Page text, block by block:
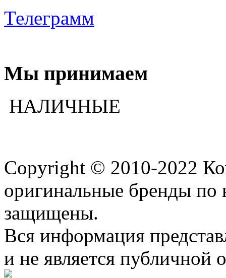
Телеграмм
Мы принимаем
НАЛИЧНЫЕ
Copyright © 2010-2022
оригинальные бренды по
защищены.
Вся информация
и не является публичной